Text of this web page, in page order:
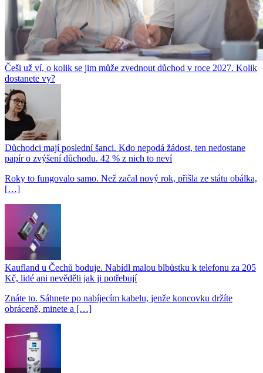
Češi už ví, o kolik se jim může zvednout důchod v roce 2027. Kolik
dostanete vy?
Důchodci mají poslední šanci. Kdo nepodá žádost, ten nedostane
papír o zvýšení důchodu. 42 % z nich to neví
Roky to fungovalo samo. Než začal nový rok, přišla ze státu obálka,
[…]
Kaufland u Čechů boduje. Nabídl malou blbůstku k telefonu za 205
Kč, lidé ani nevěděli jak ji potřebují
Znáte to. Sáhnete po nabíjecím kabelu, jenže koncovku držíte
obráceně, minete a […]